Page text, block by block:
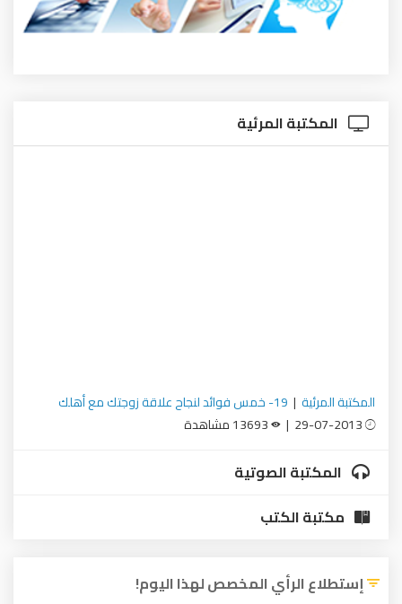
المكتبة المرئية
المكتبة المرئية|19- خمس فوائد لنجاح علاقة زوجتك مع أهلك
13693 مشاهدة
المكتبة الصوتية
مكتبة الكتب
إستطلاع الرأي المخصص لهذا اليوم!